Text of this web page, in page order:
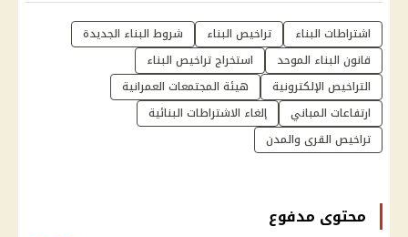
اشتراطات البناء تراخيص البناء
شروط البناء الجديدة
قانون البناء الموحد
استخراج تراخيص البناء
التراخيص الإلكترونية
هيئة المجتمعات العمرانية
ارتفاعات المباني
إلغاء الاشتراطات البنائية
تراخيص القرى والمدن
محتوى مدفوع